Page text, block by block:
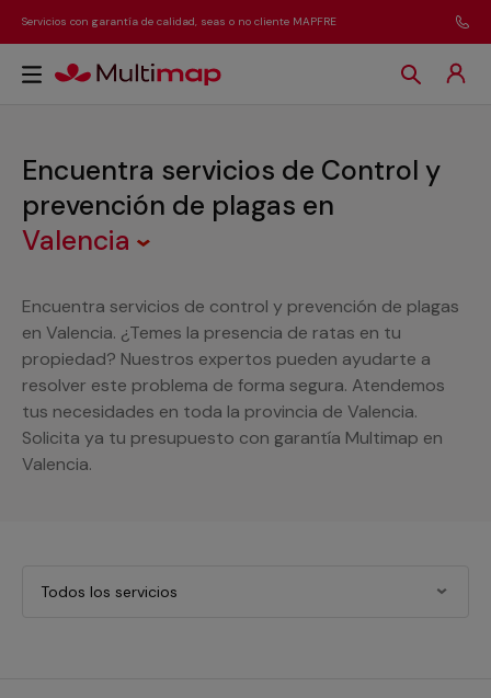
Servicios con garantía de calidad, seas o no cliente MAPFRE
Encuentra servicios de Control y
prevención de plagas en
Valencia
Encuentra servicios de control y prevención de plagas
en Valencia. ¿Temes la presencia de ratas en tu
propiedad? Nuestros expertos pueden ayudarte a
resolver este problema de forma segura. Atendemos
tus necesidades en toda la provincia de Valencia.
Solicita ya tu presupuesto con garantía Multimap en
Valencia.
Todos los servicios